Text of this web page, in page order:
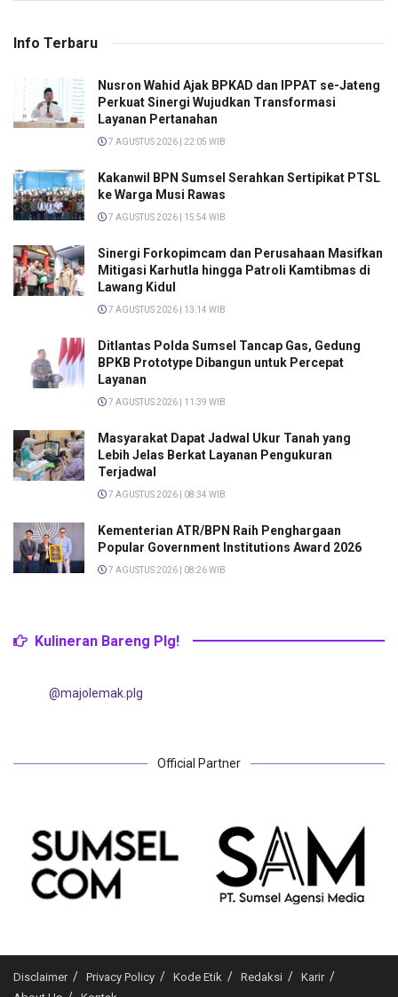
Info Terbaru
Nusron Wahid Ajak BPKAD dan IPPAT se-Jateng
Perkuat Sinergi Wujudkan Transformasi
Layanan Pertanahan
7 AGUSTUS 2026 | 22:05 WIB
Kakanwil BPN Sumsel Serahkan Sertipikat PTSL
ke Warga Musi Rawas
7 AGUSTUS 2026 | 15:54 WIB
Sinergi Forkopimcam dan Perusahaan Masifkan
Mitigasi Karhutla hingga Patroli Kamtibmas di
Lawang Kidul
7 AGUSTUS 2026 | 13:14 WIB
Ditlantas Polda Sumsel Tancap Gas, Gedung
BPKB Prototype Dibangun untuk Percepat
Layanan
7 AGUSTUS 2026 | 11:39 WIB
Masyarakat Dapat Jadwal Ukur Tanah yang
Lebih Jelas Berkat Layanan Pengukuran
Terjadwal
7 AGUSTUS 2026 | 08:34 WIB
Kementerian ATR/BPN Raih Penghargaan
Popular Government Institutions Award 2026
7 AGUSTUS 2026 | 08:26 WIB
Kulineran Bareng Plg!
@majolemak.plg
Official Partner
Disclaimer Privacy Policy Kode Etik Redaksi
Karir